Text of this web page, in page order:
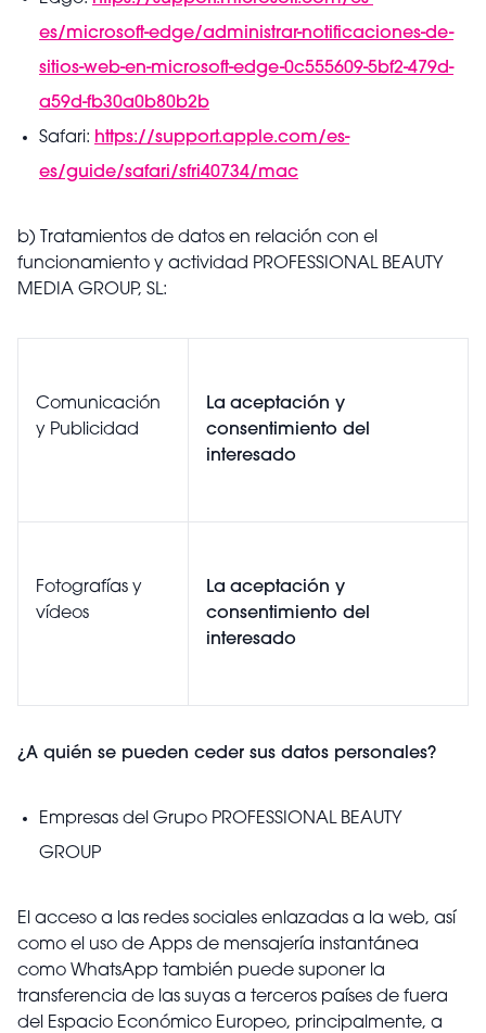
es/microsoft-edge/administrar-notificaciones-de-
sitios-web-en-microsoft-edge-0c555609-5bf2-479d-
a59d-fb30a0b80b2b
Safari: https://support.apple.com/es-
es/guide/safari/sfri40734/mac
b)
Tratamientos de datos en relación con el
funcionamiento y actividad PROFESSIONAL BEAUTY
MEDIA GROUP, SL:
Comunicación
y Publicidad
La aceptación y
consentimiento del
interesado
Fotografías y
vídeos
La aceptación y
consentimiento del
interesado
¿A quién se pueden ceder sus datos personales?
Empresas del Grupo PROFESSIONAL BEAUTY
GROUP
El acceso a las redes sociales enlazadas a la web, así
como el uso de Apps de mensajería instantánea
como WhatsApp también puede suponer la
transferencia de las suyas a terceros países de fuera
del Espacio Económico Europeo, principalmente, a